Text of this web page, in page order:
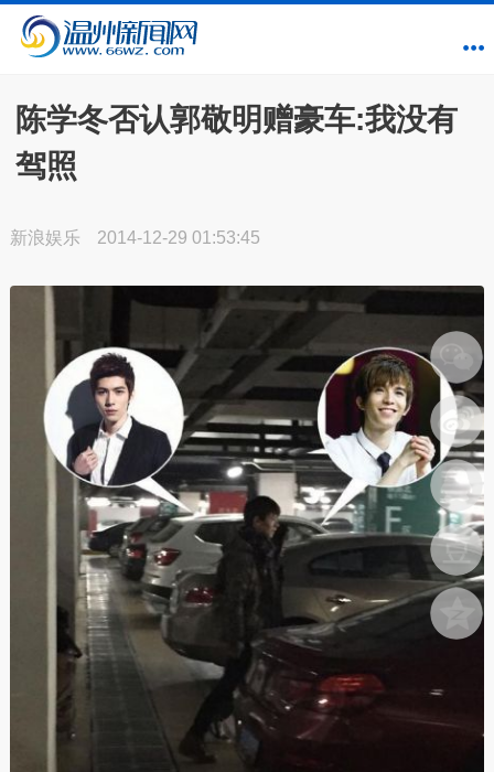
陈学冬否认郭敬明赠豪车:我没有
驾照
新浪娱乐 2014-12-29 01:53:45